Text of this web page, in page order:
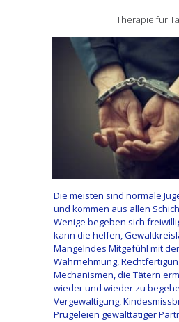
Therapie für
Die meisten sind normale
und kommen aus allen
Wenige begeben sich
kann die helfen,
Mangelndes Mitgefühl mit
Wahrnehmung,
Mechanismen, die Tätern
wieder und wieder zu
Vergewaltigung,
Prügeleien gewalttätiger